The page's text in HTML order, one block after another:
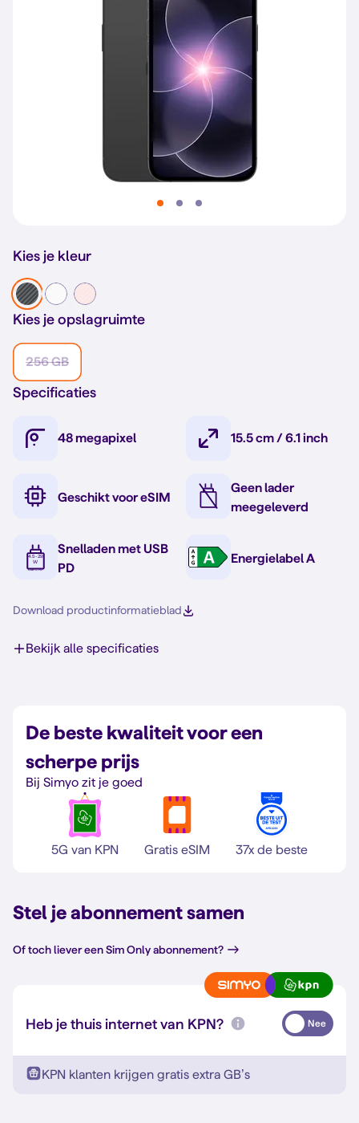
Kies je kleur
Kies je opslagruimte
256 GB
Specificaties
48 megapixel 15.5 cm / 6.1 inch
Geschikt voor eSIM
Geen lader
meegeleverd
Snelladen met USB
PD
Energielabel A
Download productinformatieblad
Bekijk alle specificaties
De beste kwaliteit voor een
scherpe prijs
Bij Simyo zit je goed
5G van KPN Gratis eSIM 37x de beste
Stel je abonnement samen
Of toch liever een Sim Only abonnement?
Heb je thuis internet van KPN? Nee
KPN klanten krijgen gratis extra GB’s